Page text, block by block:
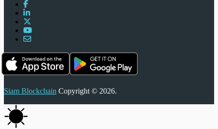
Siam Blockchain Copyright © 2026.